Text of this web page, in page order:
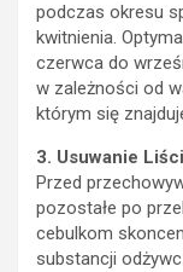
podczas okresu
kwitnienia.
czerwca do
w zależności od
którym się
3. Usuwanie
Przed
pozostałe po
cebulkom
substancji